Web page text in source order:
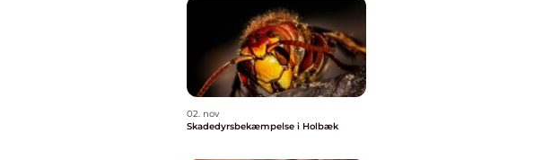
02. nov
Skadedyrsbekæmpelse i Holbæk